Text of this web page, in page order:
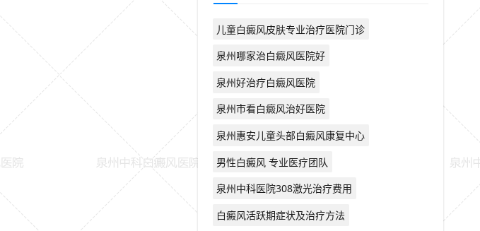
儿童白癜风皮肤专业治疗医院门诊
泉州哪家治白癜风医院好
泉州好治疗白癜风医院
泉州市看白癜风治好医院
泉州惠安儿童头部白癜风康复中心
男性白癜风 专业医疗团队
泉州中科医院308激光治疗费用
白癜风活跃期症状及治疗方法